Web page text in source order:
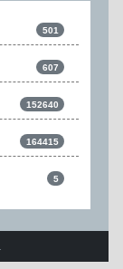
501
607
152640
164415
5